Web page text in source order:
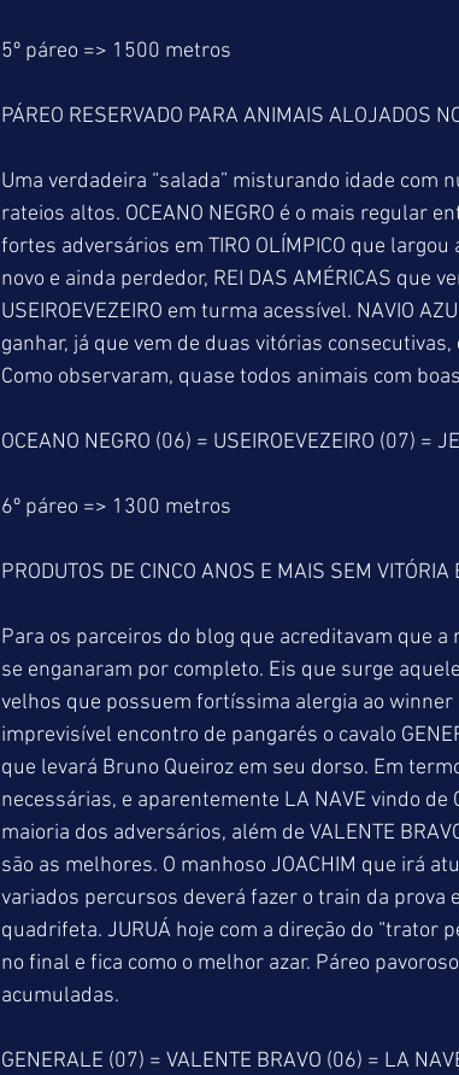
5º páreo => 1500 metros
PÁREO RESERVADO PARA ANIMAIS ALOJADOS
Uma verdadeira “salada” misturando idade com
rateios altos. OCEANO NEGRO é o mais regular
fortes adversários em TIRO OLÍMPICO que
novo e ainda perdedor, REI DAS AMÉRICAS que
USEIROEVEZEIRO em turma acessível. NAVIO
ganhar, já que vem de duas vitórias
Como observaram, quase todos animais com
OCEANO NEGRO (06) = USEIROEVEZEIRO (07) =
6º páreo => 1300 metros
PRODUTOS DE CINCO ANOS E MAIS SEM VITÓRIA
Para os parceiros do blog que acreditavam que
se enganaram por completo. Eis que surge
velhos que possuem fortíssima alergia ao
imprevisível encontro de pangarés o cavalo
que levará Bruno Queiroz em seu dorso. Em
necessárias, e aparentemente LA NAVE vindo
maioria dos adversários, além de VALENTE
são as melhores. O manhoso JOACHIM que irá
variados percursos deverá fazer o train da prova
quadrifeta. JURUÁ hoje com a direção do “trator
no final e fica como o melhor azar. Páreo
acumuladas.
GENERALE (07) = VALENTE BRAVO (06) = LA